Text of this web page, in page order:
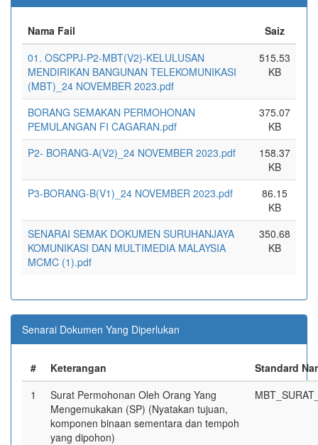
Nama Fail
Saiz
01. OSCPPJ-P2-MBT(V2)-KELULUSAN
MENDIRIKAN BANGUNAN TELEKOMUNIKASI
(MBT)_24 NOVEMBER 2023.pdf
515.53
KB
BORANG SEMAKAN PERMOHONAN
PEMULANGAN FI CAGARAN.pdf
375.07
KB
P2- BORANG-A(V2)_24 NOVEMBER 2023.pdf
158.37
KB
P3-BORANG-B(V1)_24 NOVEMBER 2023.pdf
86.15
KB
SENARAI SEMAK DOKUMEN SURUHANJAYA
KOMUNIKASI DAN MULTIMEDIA MALAYSIA
MCMC (1).pdf
350.68
KB
Senarai Dokumen Yang Diperlukan
# Keterangan
Standard
1
Surat Permohonan Oleh Orang Yang
Mengemukakan (SP) (Nyatakan tujuan,
komponen binaan sementara dan tempoh
yang dipohon)